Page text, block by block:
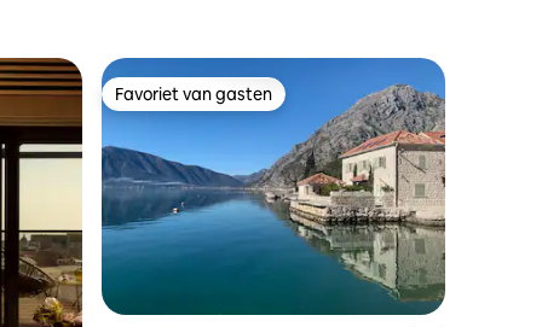
Favoriet van gasten
Favoriet van gasten